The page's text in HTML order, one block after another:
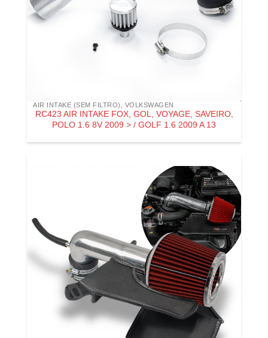
AIR INTAKE (SEM FILTRO) VOLKSWAGEN
RC423 AIR INTAKE FOX, GOL, VOYAGE, SAVEIRO,
POLO 1.6 8V 2009 > / GOLF 1.6 2009 A 13